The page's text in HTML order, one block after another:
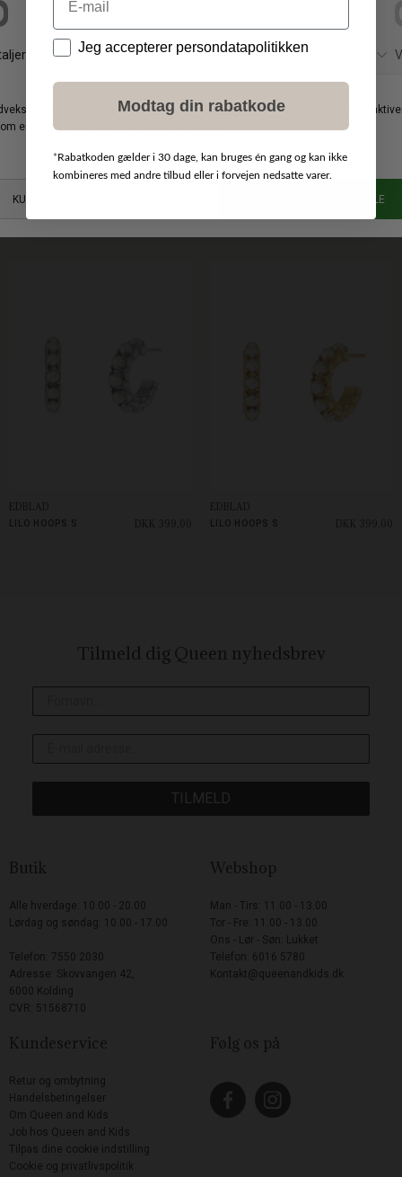
BY MALENE BIRGER
EDBLAD
LILO HOOPS S DKK 399,00
EDBLAD
LILO HOOPS S DKK 399,00
Tilmeld dig Queen nyhedsbrev
TILMELD
Butik
Alle hverdage: 10.00 - 20.00
Lørdag og søndag: 10.00 - 17.00
Telefon: 7550 2030
Adresse: Skovvangen 42,
6000 Kolding
CVR: 51568710
Webshop
Man - Tirs: 11.00 - 13.00
Tor - Fre: 11.00 - 13.00
Ons - Lør - Søn: Lukket
Telefon: 6016 5780
Kontakt@queenandkids.dk
Kundeservice
Retur og ombytning
Handelsbetingelser
Om Queen and Kids
Job hos Queen and Kids
Tilpas dine cookie indstilling
Cookie og privatlivspolitik
Følg os på
DataJeg accepterer persondatapolitikken
Modtag din rabatkode
*Rabatkoden gælder i 30 dage, kan bruges én gang og kan ikke
kombineres med andre tilbud eller i forvejen nedsatte varer.